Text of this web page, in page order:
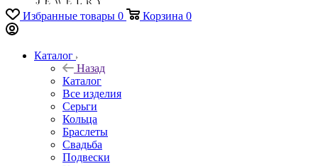
Избранные товары 0 Корзина 0
Каталог
Назад
Каталог
Все изделия
Серьги
Кольца
Браслеты
Свадьба
Подвески